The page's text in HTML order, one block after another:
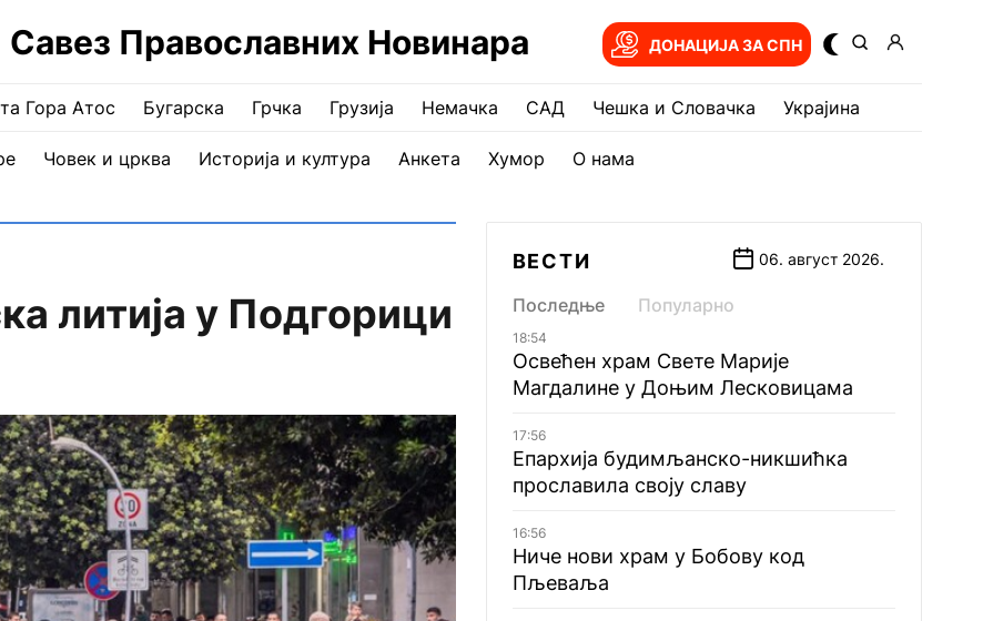
Савез Православних Новинара ДОНАЦИЈА ЗА СПН
Гора Атос Бугарска Грчка Грузија Немачка САД Чешка и Словачка Украјина
Човек и црква Историја и култура Анкета Хумор О нама
литија у Подгорици
ВЕСТИ 06. август 2026.
Последње Популарно
18:54
Освећен храм Свете Марије
Магдалине у Доњим Лесковицама
17:56
Епархија будимљанско-никшићка
прославила своју славу
16:56
Ниче нови храм у Бобову код
Пљеваља